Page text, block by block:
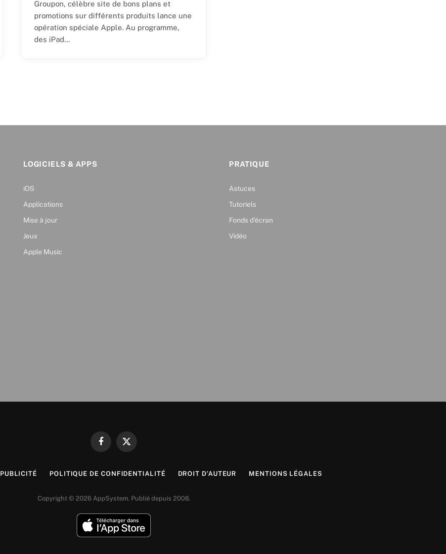
Groupon, célèbre site de bons plans et
promotions sur différents produits lance une
opération spéciale Apple. Au programme,
des iPad…
LOGICIELS & APPS
iOS
Applications
Mise à jour
Jeux
Apple Music
PRATIQUE
Astuces
Tutoriels
Fonds d’écran
Vidéo
FacebookX
PUBLICITÉ POLITIQUE DE CONFIDENTIALITÉ DROIT D’AUTEUR MENTIONS LÉGALES
Copyright © 2026 AppSystem. Publié depuis 2008.